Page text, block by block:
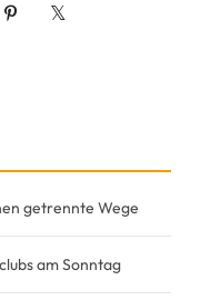
getrennte Wege
am Sonntag